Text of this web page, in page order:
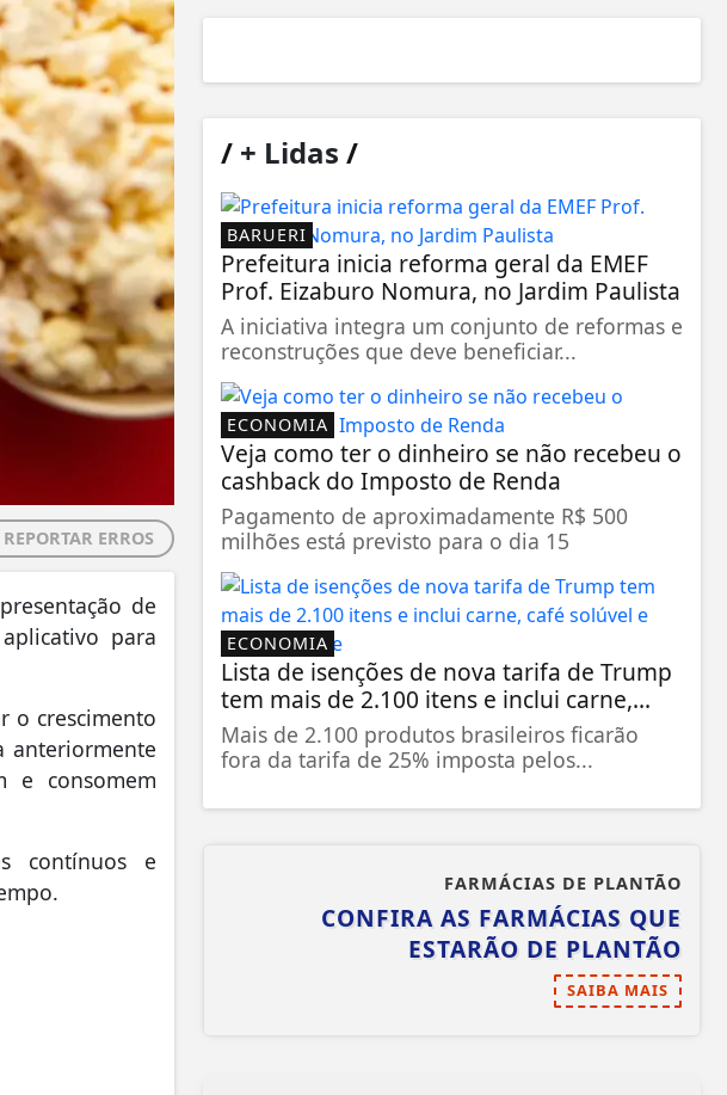
REPORTAR ERROS
de
para
o crescimento
anteriormente
e consomem
contínuos e
/+ Lidas /
BARUERI
Prefeitura inicia reforma geral da EMEF
Prof. Eizaburo Nomura, no Jardim Paulista
A iniciativa integra um conjunto de reformas e
reconstruções que deve beneficiar...
ECONOMIA
Veja como ter o dinheiro se não recebeu o
cashback do Imposto de Renda
Pagamento de aproximadamente R$ 500
milhões está previsto para o dia 15
ECONOMIA
Lista de isenções de nova tarifa de Trump
tem mais de 2.100 itens e inclui carne,...
Mais de 2.100 produtos brasileiros ficarão
fora da tarifa de 25% imposta pelos...
FARMÁCIAS DE PLANTÃO
CONFIRA AS FARMÁCIAS QUE
ESTARÃO DE PLANTÃO
SAIBA MAIS